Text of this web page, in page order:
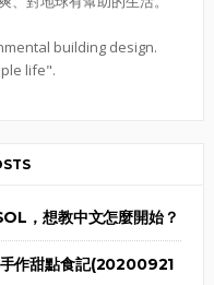
building design.
life".
，想教中文怎麼開始？
手作甜點食記(20200921